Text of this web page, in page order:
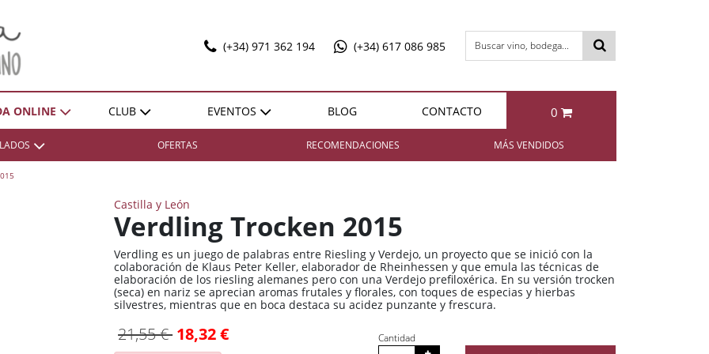
(+34) 971 362 194 (+34) 617 086 985 Buscar vino, bodega...
ONLINE
España / Andalucía
España / Castilla-La
Mancha
España / Catalunya
España / Comunidad
Foral De Navarra
España / Extremadura
Enrique Mendoza
11,35 €
España / Andalucía
España / Castilla-La
Mancha
España / Catalunya
España / Comunidad
Foral De Navarra
España / Extremadura
Berta IL FATTO Grappa di
49,95 €
OFERTAS RECOMENDACIONES MÁS VENDIDOS
CLUB
HAZTE SOCIO
EVENTOS
EXPO POL MARBAN
BLOG CONTACTO
0
Total:
0,00 €
Castilla y León
Verdling Trocken 2015
Verdling es un juego de palabras entre Riesling y Verdejo, un proyecto que se inició con la
colaboración de Klaus Peter Keller, elaborador de Rheinhessen y que emula las técnicas de
elaboración de los riesling alemanes pero con una Verdejo prefiloxérica. En su versión trocken
(seca) en nariz se aprecian aromas frutales y florales, con toques de especias y hierbas
silvestres, mientras que en boca destaca su acidez punzante y frescura.
21,55 € 18,32 € Cantidad